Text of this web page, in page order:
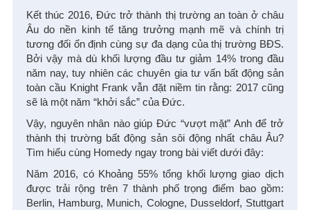
Kết thúc 2016, Đức trở thành thị trường an toàn ở châu
Âu do nền kinh tế tăng trưởng mạnh mẽ và chính trị
tương đối ổn định cùng sự đa dạng của thị trường BĐS.
Bởi vậy mà dù khối lượng đầu tư giảm 14% trong đầu
năm nay, tuy nhiên các chuyên gia tư vấn bất động sản
toàn cầu Knight Frank vẫn đặt niềm tin rằng: 2017 cũng
sẽ là một năm “khởi sắc” của Đức.
Vậy, nguyên nhân nào giúp Đức “vượt mặt” Anh để trở
thành thị trường bất động sản sôi động nhất châu Âu?
Tìm hiểu cùng Homedy ngay trong bài viết dưới đây:
Năm 2016, có Khoảng 55% tổng khối lượng giao dịch
được trải rộng trên 7 thành phố trọng điểm bao gồm:
Berlin, Hamburg, Munich, Cologne, Dusseldorf, Stuttgart